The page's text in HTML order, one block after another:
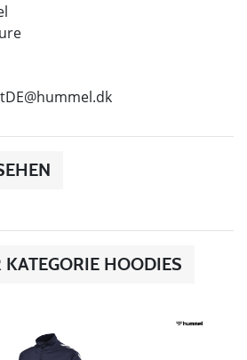
HOODIES